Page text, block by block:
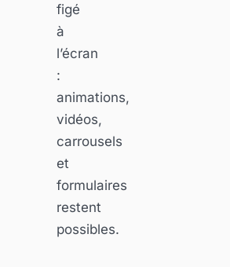
figé
à
l’écran
:
animations,
vidéos,
carrousels
et
formulaires
restent
possibles.